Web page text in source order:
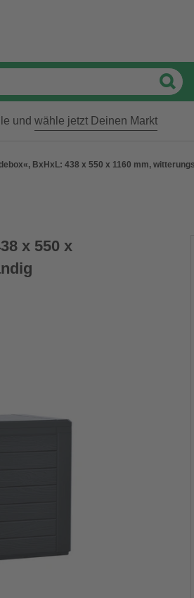
und wähle jetzt Deinen Markt
BxHxL: 438 x 550 x 1160 mm,
x 550 x